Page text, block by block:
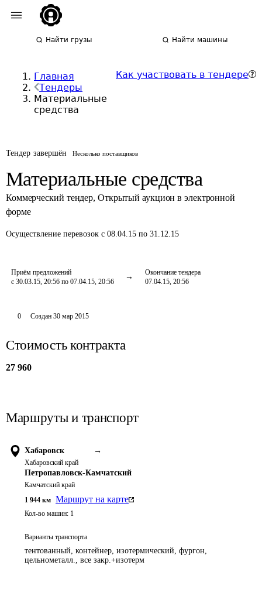
Найти грузы Найти машины
Главная
Тендеры
Материальные
средства
Как участвовать в тендере
Тендер завершён Несколько поставщиков
Материальные средства
Коммерческий тендер, Открытый аукцион в электронной
форме
Осуществление перевозок с 08.04.15 по 31.12.15
Приём предложений
с 30.03.15, 20:56 по 07.04.15, 20:56
Окончание тендера
07.04.15, 20:56
0 Создан 30 мар 2015
Стоимость контракта
27 960
Маршруты и транспорт
Хабаровск →
Хабаровский край
Петропавловск-Камчатский
Камчатский край
1 944 км Маршрут на карте
Кол-во машин: 1
Варианты транспорта
тентованный, контейнер, изотермический, фургон,
цельнометалл., все закр.+изотерм